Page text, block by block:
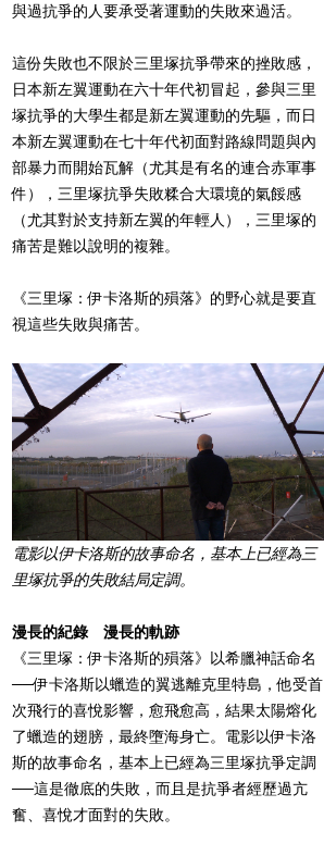
與過抗爭的人要承受著運動的失敗來過活。
這份失敗也不限於三里塚抗爭帶來的挫敗感，
日本新左翼運動在六十年代初冒起，參與三里
塚抗爭的大學生都是新左翼運動的先驅，而日
本新左翼運動在七十年代初面對路線問題與內
部暴力而開始瓦解（尤其是有名的連合赤軍事
件），三里塚抗爭失敗糅合大環境的氣餒感
（尤其對於支持新左翼的年輕人），三里塚的
痛苦是難以說明的複雜。
《三里塚：伊卡洛斯的殞落》的野心就是要直
視這些失敗與痛苦。
電影以伊卡洛斯的故事命名，基本上已經為三
里塚抗爭的失敗結局定調。
漫長的紀錄 漫長的軌跡
《三里塚：伊卡洛斯的殞落》以希臘神話命名
──伊卡洛斯以蠟造的翼逃離克里特島，他受首
次飛行的喜悅影響，愈飛愈高，結果太陽熔化
了蠟造的翅膀，最終墮海身亡。電影以伊卡洛
斯的故事命名，基本上已經為三里塚抗爭定調
──這是徹底的失敗，而且是抗爭者經歷過亢
奮、喜悅才面對的失敗。